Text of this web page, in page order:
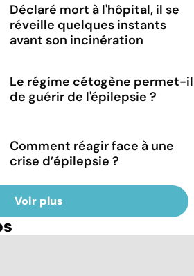
Déclaré mort à l'hôpital, il se
réveille quelques instants
avant son incinération
Le régime cétogène permet-il
de guérir de l'épilepsie ?
Comment réagir face à une
crise d’épilepsie ?
Voir plus